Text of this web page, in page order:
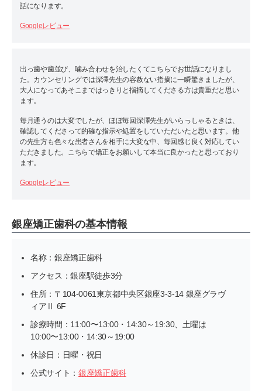
話になります。
Googleレビュー
出っ歯や歯並び、噛み合わせを治したくてこちらでお世話になりまし
た。カウンセリングでは深澤先生の容赦ない指摘に一瞬驚きましたが、
大人になってあそこまではっきりと指摘してくださる方は貴重だと思い
ます。
毎月通うのは大変でしたが、ほぼ毎回深澤先生がいらっしゃるときは、
確認してくださって的確な指示や処置をしていただいたと思います。他
の先生方も色々な患者さんを相手に大変な中、毎回感じ良く対応してい
ただきました。こちらで矯正をお願いして本当に良かったと思っており
ます。
Googleレビュー
銀座矯正歯科の基本情報
名称：銀座矯正歯科
アクセス：銀座駅徒歩3分
住所：〒104-0061東京都中央区銀座3-3-14 銀座グラヴ
ィアⅡ 6F
診療時間：11:00〜13:00・14:30～19:30、土曜は
10:00〜13:00・14:30～19:00
休診日：日曜・祝日
公式サイト： 銀座矯正歯科